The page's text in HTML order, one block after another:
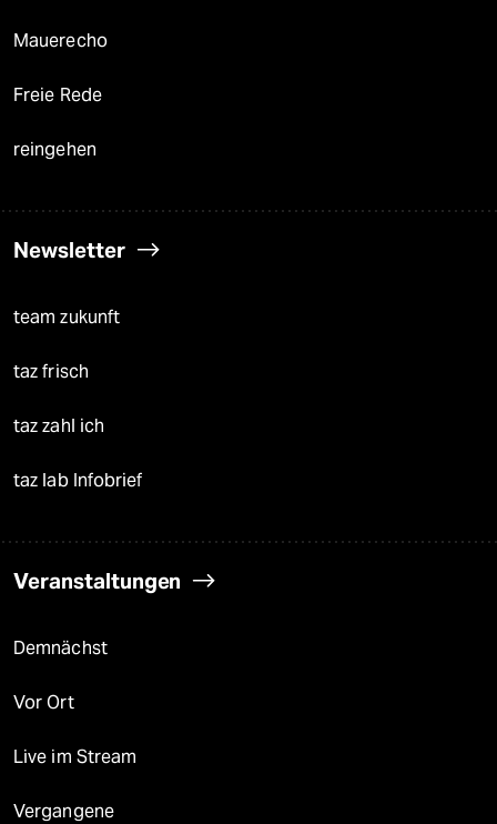
Mauerecho
Freie Rede
reingehen
Newsletter
team zukunft
taz frisch
taz zahl ich
taz lab Infobrief
Veranstaltungen
Demnächst
Vor Ort
Live im Stream
Vergangene